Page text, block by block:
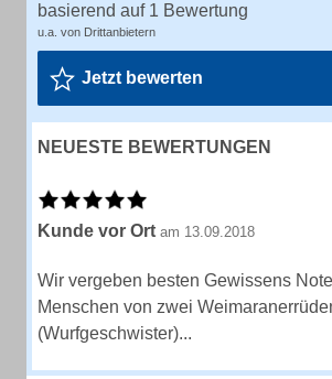
basierend auf 1 Bewertung
u.a. von Drittanbietern
Jetzt bewerten
NEUESTE BEWERTUNGEN
Kunde vor Ort am 13.09.2018
Wir vergeben besten Gewissens
Menschen von zwei
(Wurfgeschwister)...